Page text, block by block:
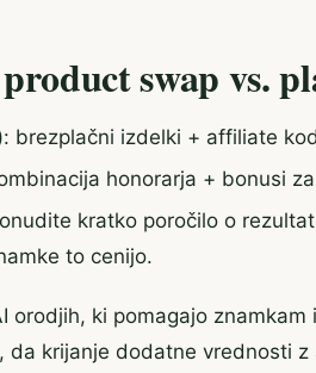
swap vs.
brezplačni izdelki + affiliate
honorarja + bonusi za
kratko poročilo o
to cenijo.
orodjih, ki pomagajo znamkam
krijanje dodatne vrednosti z